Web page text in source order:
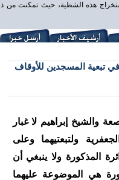
هذه الشظية، حيث تمكنت من
تبعية المسجدين للأوقاف
إبراهيم لا غبار
ولتبعتيهما وعلى
المذكورة ولا ينبغي أن
هي الموضوعة عليهما